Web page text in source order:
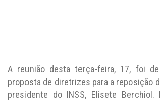
A reunião desta terça-feira, 17, foi
proposta de diretrizes para a reposição
presidente do INSS, Elisete Berchiol.